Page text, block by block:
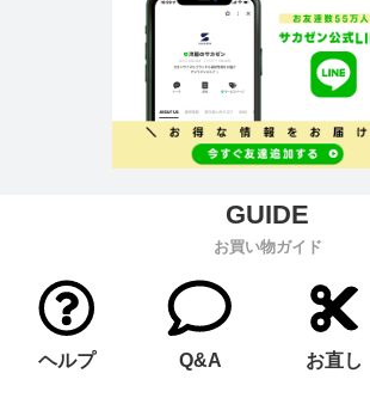
お買い物ガイド
ヘルプ Q&A お直し